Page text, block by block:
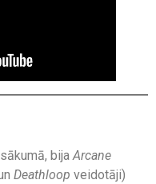
bijaArcane
Deathloop veidotāji)